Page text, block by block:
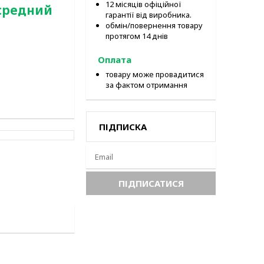
12 місяців офіційної
гарантії від виробника.
обмін/повернення товару
протягом 14 днів
Оплата
товару може провадитися
за фактом отримання
ПІДПИСКА